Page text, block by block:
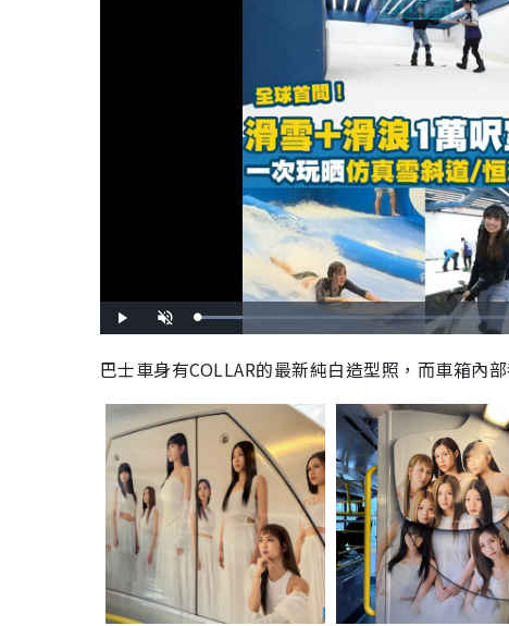
l
n
t
e
L
e
d
.
9
%
巴士車身有COLLAR的最新純白造型照，而車箱內